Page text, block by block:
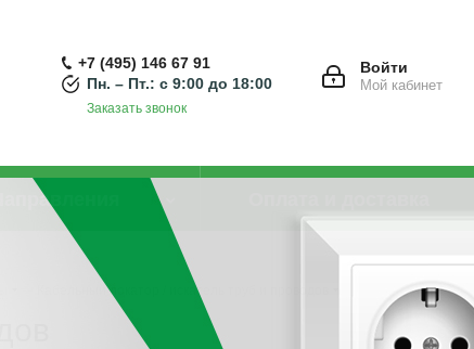
Войти
Мой кабинет
+7 (495) 146 67 91
Пн. – Пт.: с 9:00 до 18:00
Заказать звонок
Направления
Кабельный локатор / искатель труб и проводов